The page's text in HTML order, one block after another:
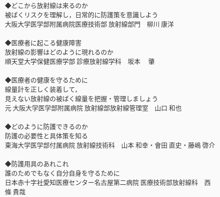
◆どこから放射線は来るのか
被ばくリスクを理解し，日常的に防護策を意識しよう
大阪大学医学部附属病院医療技術部 放射線部門 柳川 康洋
◆医療者に起こる健康障害
放射線の影響はどのように現れるのか
順天堂大学保健医療学部 診療放射線学科 坂本 肇
◆医療者の健康を守るために
線量計を正しく装着して，
見えない放射線の被ばく線量を把握・管理しましょう
元 大阪大学医学部附属病院 放射線部放射線管理室 山口 和也
◆どのように防護できるのか
防護の必要性と具体策を知る
東海大学医学部付属病院 放射線技術科 山本 和幸・會田 直史・藤嶋 啓介
◆防護用具のあれこれ
誰のためでもなく自分自身を守るために
日本赤十字社愛知医療センター名古屋第二病院 医療技術部放射線科 西
條 貴哉